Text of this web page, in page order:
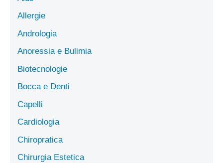
Allergie
Andrologia
Anoressia e Bulimia
Biotecnologie
Bocca e Denti
Capelli
Cardiologia
Chiropratica
Chirurgia Estetica